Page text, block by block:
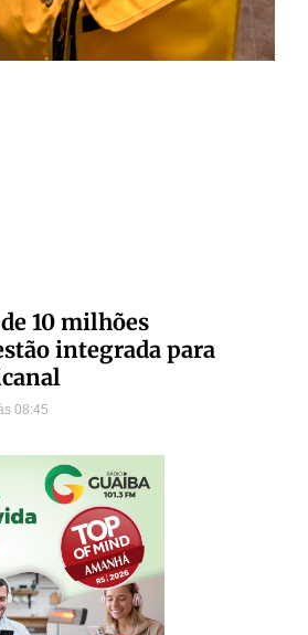
10 milhões
integrada para
08:45